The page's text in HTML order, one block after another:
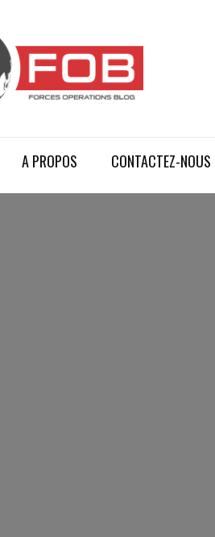
A PROPOS CONTACTEZ-NOUS